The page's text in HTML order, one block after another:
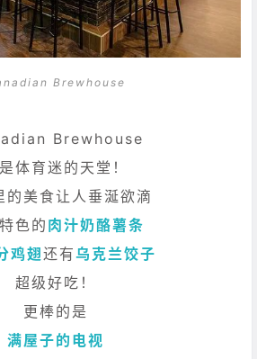
Brewhouse
Brewhouse
体育迷的天堂！
的美食让人垂涎欲滴
色的肉汁奶酪薯条
鸡翅还有乌克兰饺子
超级好吃！
更棒的是
满屋子的电视